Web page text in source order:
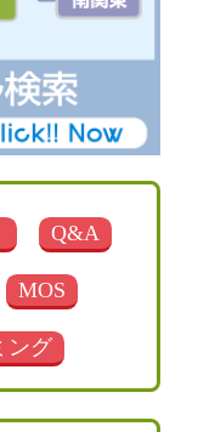
Q&A
MOS
ング